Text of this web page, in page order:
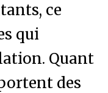
ce
qui
Quant
des